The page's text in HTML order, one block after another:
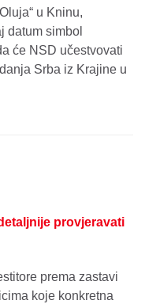
u Kninu,
datum simbol
će NSD učestvovati
Srba iz Krajine u
provjeravati
prema zastavi
koje konkretna